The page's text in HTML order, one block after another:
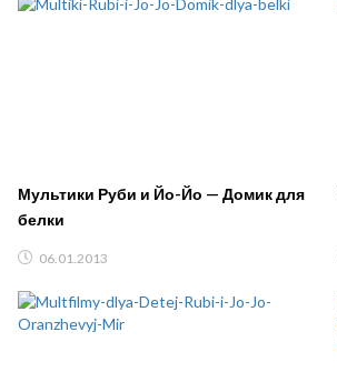
Мультики Руби и Йо-Йо — Домик для
белки
06.01.2013